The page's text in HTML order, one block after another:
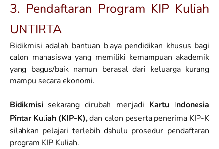
3. Pendaftaran Program KIP Kuliah
UNTIRTA
Bidikmisi adalah bantuan biaya pendidikan khusus bagi
calon mahasiswa yang memiliki kemampuan akademik
yang bagus/baik namun berasal dari keluarga kurang
mampu secara ekonomi.
Bidikmisi sekarang dirubah menjadi Kartu Indonesia
Pintar Kuliah (KIP-K),dan calon peserta penerima KIP-K
silahkan pelajari terlebih dahulu prosedur pendaftaran
program KIP Kuliah.